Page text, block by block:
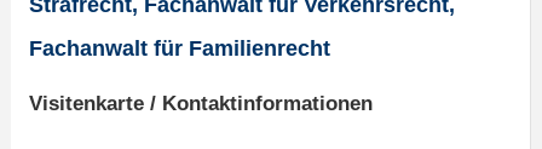
Strafrecht, Fachanwalt für Verkehrsrecht,
Fachanwalt für Familienrecht
Visitenkarte / Kontaktinformationen